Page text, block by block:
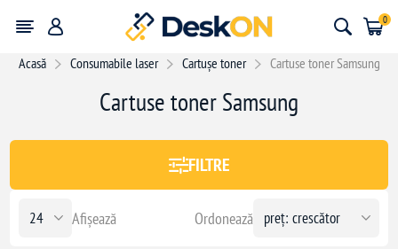
0
Acasă Consumabile laser Cartușe toner Cartuse toner Samsung
Cartuse toner Samsung
FILTRE
Ordonează
Afișează